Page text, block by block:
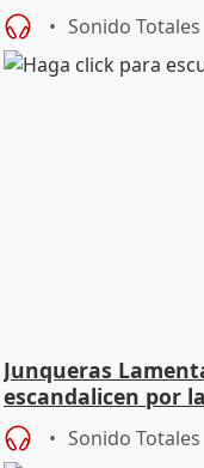
Sonido Totales
Junqueras
escandalicen por
Sonido Totales